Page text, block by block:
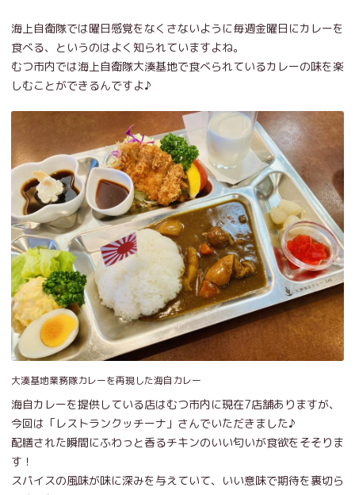
海上自衛隊では曜日感覚をなくさないように毎週金曜日にカレーを
食べる、というのはよく知られていますよね。
むつ市内では海上自衛隊大湊基地で食べられているカレーの味を楽
しむことができるんですよ♪
大湊基地業務隊カレーを再現した海自カレー
海自カレーを提供している店はむつ市内に現在7店舗ありますが、
今回は「レストランクッチーナ」さんでいただきました♪
配膳された瞬間にふわっと香るチキンのいい匂いが食欲をそそりま
す！
スパイスの風味が味に深みを与えていて、いい意味で期待を裏切ら